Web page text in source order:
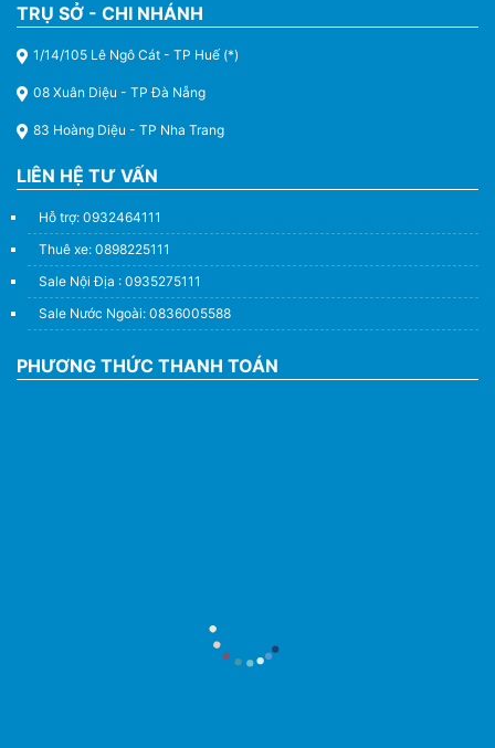
TRỤ SỞ - CHI NHÁNH
1/14/105 Lê Ngô Cát - TP Huế (*)
08 Xuân Diệu - TP Đà Nẵng
83 Hoàng Diệu - TP Nha Trang
LIÊN HỆ TƯ VẤN
Hỗ trợ: 0932464111
Thuê xe: 0898225111
Sale Nội Địa : 0935275111
Sale Nước Ngoài: 0836005588
PHƯƠNG THỨC THANH TOÁN